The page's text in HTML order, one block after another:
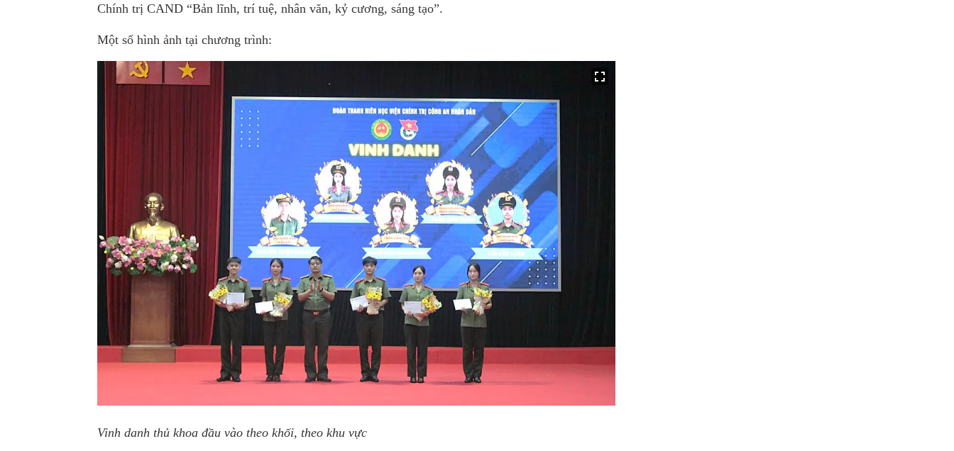
Chính trị CAND “Bản lĩnh, trí tuệ, nhân văn, kỷ cương, sáng tạo”.
Một số hình ảnh tại chương trình:
Vinh danh thủ khoa đầu vào theo khối, theo khu vực